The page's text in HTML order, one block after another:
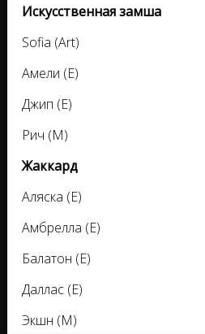
Искусственная замша
Sofia (Аrt)
Амели (Е)
Джип (Е)
Рич (М)
Жаккард
Аляска (Е)
Амбрелла (Е)
Балатон (Е)
Даллас (Е)
Экшн (М)